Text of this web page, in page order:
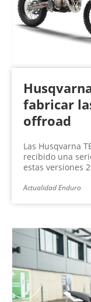
fabricar
offroad
Las Husqvarna
recibido una
estas versiones
Actualidad Enduro